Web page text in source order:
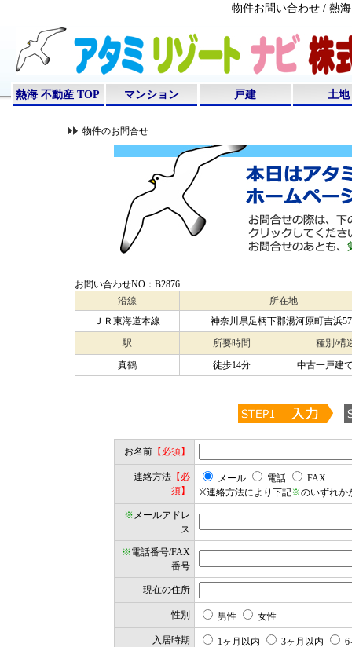
物件お問い合わせ / 熱
熱海 不動産 TOP マンション 戸建 土地
物件のお問合せ
お問い合わせNO：B2876
沿線
所在地
ＪＲ東海道本線
神奈川県足柄下郡湯河原町吉浜
駅
所要時間
種別/構
真鶴
徒歩14分 中古一戸建
お名前【必須】
連絡方法【必
須】
メール 電話
FAX
※連絡方法により下記※のいずれか
※ メールアドレ
ス
※電話番号/FAX
番号
現在の住所
性別 男性 女性
入居時期 1ヶ月以内 3ヶ月以内 6